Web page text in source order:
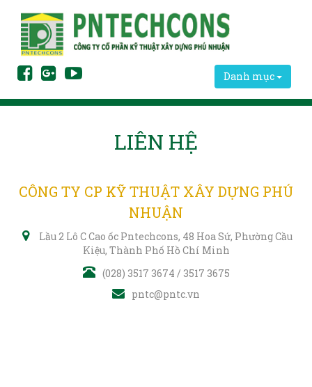
Danh mục
LIÊN HỆ
CÔNG TY CP KỸ THUẬT XÂY DỰNG PHÚ
NHUẬN
Lầu 2 Lô C Cao ốc Pntechcons, 48 Hoa Sứ, Phường Cầu
Kiệu, Thành Phố Hồ Chí Minh
(028) 3517 3674 / 3517 3675
pntc@pntc.vn